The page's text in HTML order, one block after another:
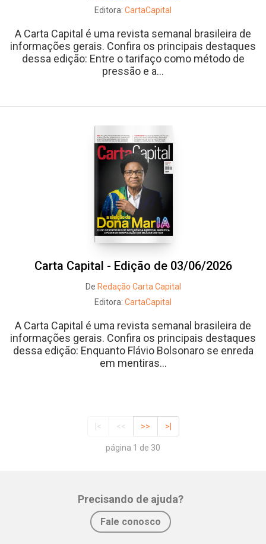
Editora: CartaCapital
A Carta Capital é uma revista semanal brasileira de
informações gerais. Confira os principais destaques
dessa edição: Entre o tarifaço como método de
pressão e a...
Carta Capital - Edição de 03/06/2026
De Redação Carta Capital
Editora: CartaCapital
A Carta Capital é uma revista semanal brasileira de
informações gerais. Confira os principais destaques
dessa edição: Enquanto Flávio Bolsonaro se enreda
em mentiras...
|< << >> >|
página 1 de 30
Precisando de ajuda?
Fale conosco